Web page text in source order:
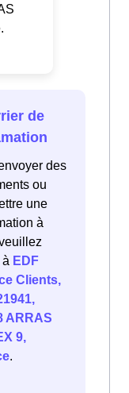
de
des
ou
une
à
EDF
Clients,
ARRAS
9,
.